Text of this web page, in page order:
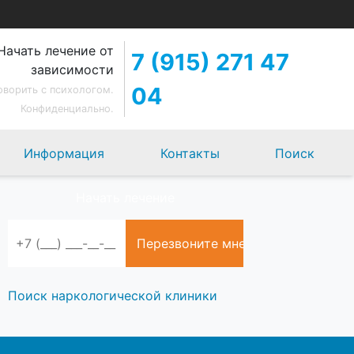
лечение от
зависимости
с психологом.
Конфиденциально.
7 (915) 271 47
04
Информация Контакты Поиск
Поиск наркологической клиники